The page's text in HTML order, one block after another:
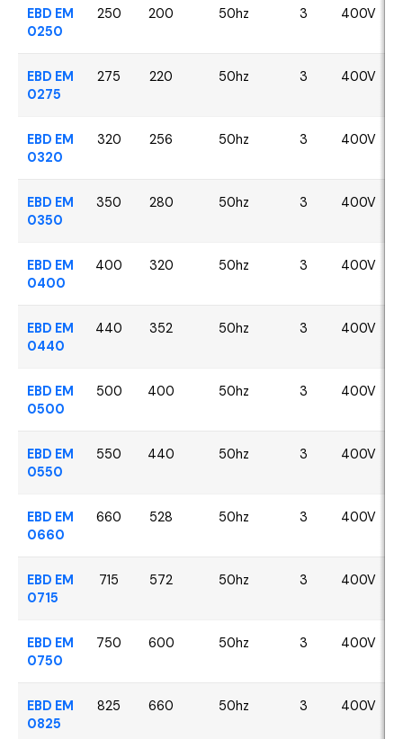
EBD EM
0250
250 200 50hz 3 400V
EBD EM
0275
275 220 50hz 3 400V
EBD EM
0320
320 256 50hz 3 400V
EBD EM
0350
350 280 50hz 3 400V
EBD EM
0400
400 320 50hz 3 400V
EBD EM
0440
440 352 50hz 3 400V
EBD EM
0500
500 400 50hz 3 400V
EBD EM
0550
550 440 50hz 3 400V
EBD EM
0660
660 528 50hz 3 400V
EBD EM
0715
715 572 50hz 3 400V
EBD EM
0750
750 600 50hz 3 400V
EBD EM
0825
825 660 50hz 3 400V